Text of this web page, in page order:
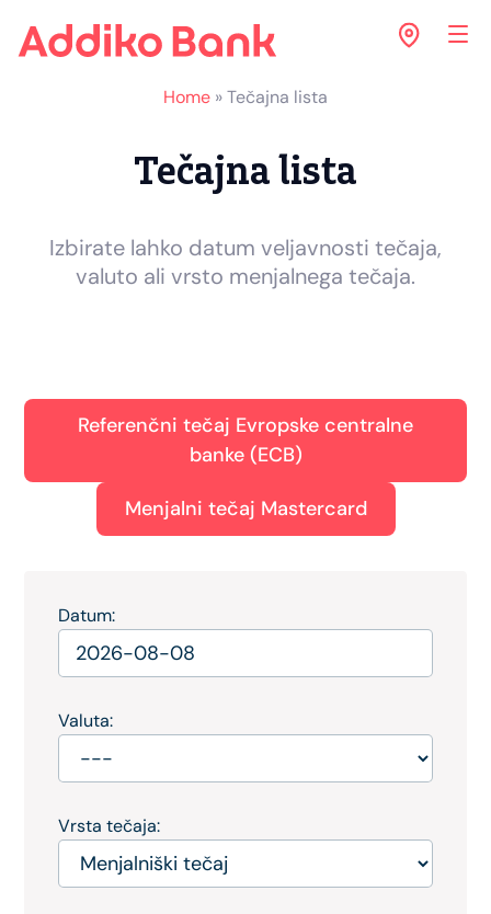
Home »Tečajna lista
Tečajna lista
Izbirate lahko datum veljavnosti tečaja,
valuto ali vrsto menjalnega tečaja.
Referenčni tečaj Evropske centralne
banke (ECB)
Menjalni tečaj Mastercard
Datum:
Valuta:
Vrsta tečaja: